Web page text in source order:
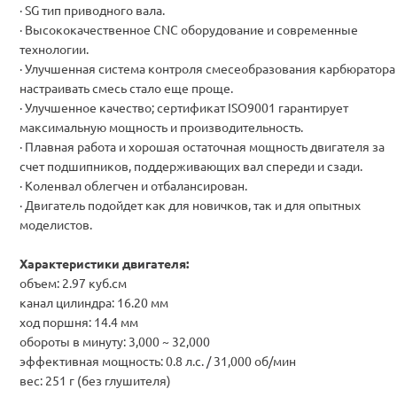
· SG тип приводного вала.
· Высококачественное CNC оборудование и современные
технологии.
· Улучшенная система контроля смесеобразования карбюратора
настраивать смесь стало еще проще.
· Улучшенное качество; cертификат ISO9001 гарантирует
максимальную мощность и производительность.
· Плавная работа и хорошая остаточная мощность двигателя за
счет подшипников, поддерживающих вал спереди и сзади.
· Коленвал облегчен и отбалансирован.
· Двигатель подойдет как для новичков, так и для опытных
моделистов.
Характеристики двигателя:
объем: 2.97 куб.см
канал цилиндра: 16.20 мм
ход поршня: 14.4 мм
обороты в минуту: 3,000 ~ 32,000
эффективная мощность: 0.8 л.с. / 31,000 об/мин
вес: 251 г (без глушителя)